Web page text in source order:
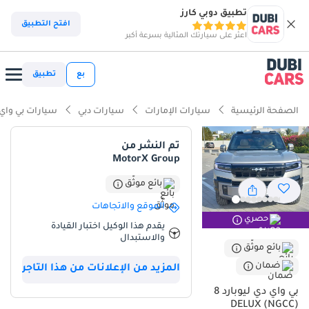
تطبيق دوبي كارز
اعثر على سيارتك المثالية بسرعة أكبر
افتح التطبيق
بع تطبيق
الصفحة الرئيسية سيارات الإمارات سيارات دبي سيارات بي
حصري
بائع موثّق
ضمان
بي واي دي ليوبارد 8
DELUX (NGCC)
تم النشر من
MotorX Group
بائع موثّق
الموقع والاتجاهات
يقدم هذا الوكيل اختبار القيادة
والاستبدال
المزيد من الإعلانات من هذا التاجر
ذكاء دوبي كارز
ذكاء دوبيكارز
أحدث معايير أنظمة مساعدة السائق المتقدمة (ADAS)
مصمم خصيصًا للطرق الوعرة
أقل تكلفة تشغيل في فئتها
ملخص
السيارات الهجينة، حيث تجمع بين القوة الهائلة والفخامة الراقية في
تصميم مثالي يناسب نمط الحياة العصري في دول مجلس التعاون
الخليجي. وباعتبارها سيارة شبه جديدة ذات استخدام محدود للغاية، فإنها